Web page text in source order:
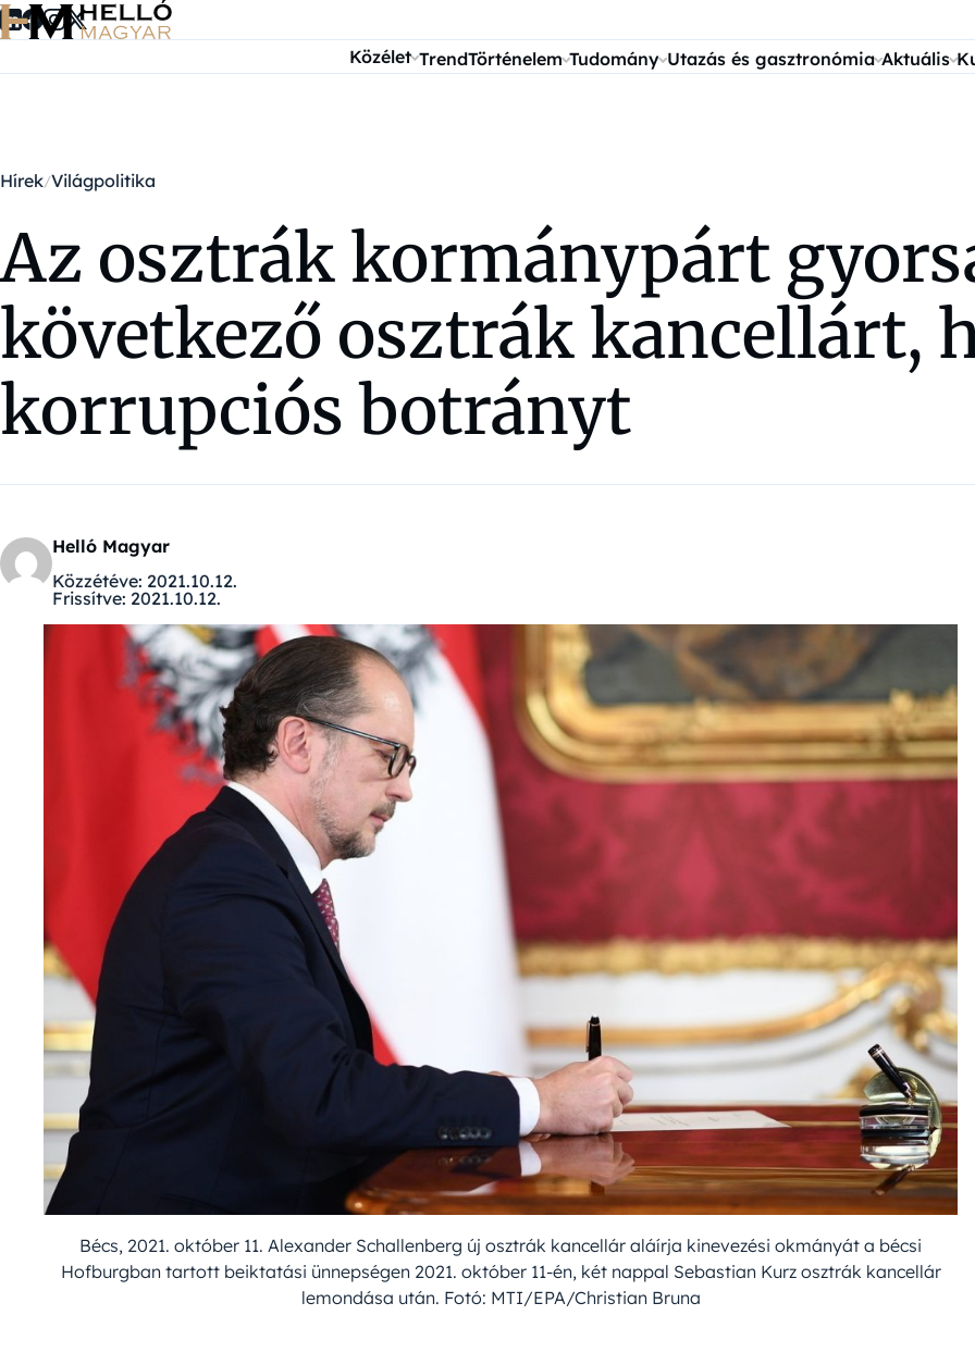
Ugrás a tartalomra
Közélet TrendTörténelem Tudomány Utazás és gasztronómia Aktuális
Hírek Világpolitika
Az osztrák kormánypárt
következő osztrák kancellárt,
korrupciós botrányt
Helló Magyar
Közzétéve: 2021.10.12.
Frissítve: 2021.10.12.
Bécs, 2021. október 11. Alexander Schallenberg új osztrák kancellár aláírja kinevezési okmányát a bécsi
Hofburgban tartott beiktatási ünnepségen 2021. október 11-én, két nappal Sebastian Kurz osztrák kancellár
lemondása után. Fotó: MTI/EPA/Christian Bruna